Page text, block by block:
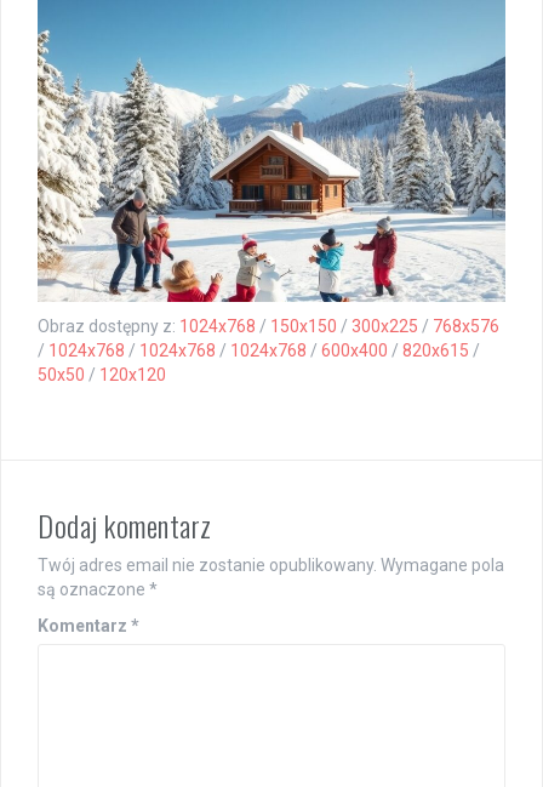
Obraz dostępny z: 1024x768 / 150x150 / 300x225 / 768x576
/ 1024x768 / 1024x768 / 1024x768 / 600x400 / 820x615 /
50x50 / 120x120
Dodaj komentarz
Twój adres email nie zostanie opublikowany. Wymagane pola
są oznaczone *
Komentarz *